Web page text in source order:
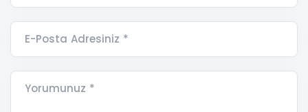
E-Posta Adresiniz *
Yorumunuz *